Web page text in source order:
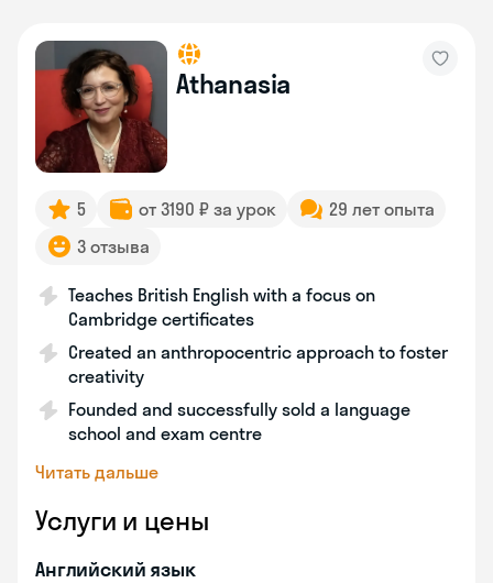
Athanasia
5 от 3190 ₽ за урок
29 лет опыта
3 отзыва
Teaches British English with a focus on
Cambridge certificates
Created an anthropocentric approach to foster
creativity
Founded and successfully sold a language
school and exam centre
Читать дальше
Услуги и цены
Английский язык